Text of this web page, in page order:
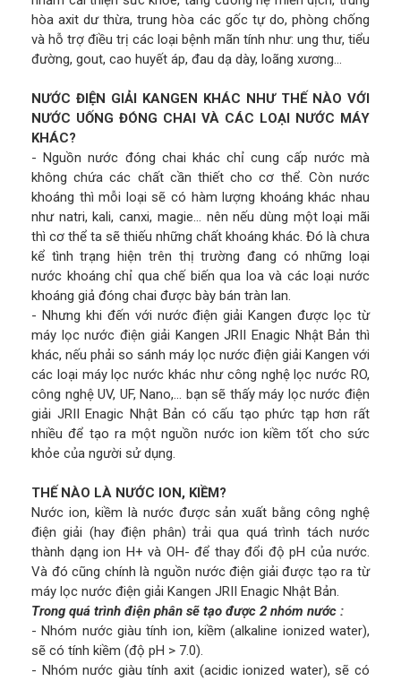
hòa axit dư thừa, trung hòa các gốc tự do, phòng chống
và hỗ trợ điều trị các loại bệnh mãn tính như: ung thư, tiểu
đường, gout, cao huyết áp, đau dạ dày, loãng xương...
NƯỚC ĐIỆN GIẢI KANGEN KHÁC NHƯ THẾ NÀO VỚI
NƯỚC UỐNG ĐÓNG CHAI VÀ CÁC LOẠI NƯỚC MÁY
KHÁC?
- Nguồn nước đóng chai khác chỉ cung cấp nước mà
không chứa các chất cần thiết cho cơ thể. Còn nước
khoáng thì mỗi loại sẽ có hàm lượng khoáng khác nhau
như natri, kali, canxi, magie… nên nếu dùng một loại mãi
thì cơ thể ta sẽ thiếu những chất khoáng khác. Đó là chưa
kể tình trạng hiện trên thị trường đang có những loại
nước khoáng chỉ qua chế biến qua loa và các loại nước
khoáng giả đóng chai được bày bán tràn lan.
- Nhưng khi đến với nước điện giải Kangen được lọc từ
máy lọc nước điện giải Kangen JRII Enagic Nhật Bản thì
khác, nếu phải so sánh máy lọc nước điện giải Kangen với
các loại máy lọc nước khác như công nghệ lọc nước RO,
công nghệ UV, UF, Nano,… bạn sẽ thấy máy lọc nước điện
giải JRII Enagic Nhật Bản có cấu tạo phức tạp hơn rất
nhiều để tạo ra một nguồn nước ion kiềm tốt cho sức
khỏe của người sử dụng.
THẾ NÀO LÀ NƯỚC ION, KIỀM?
Nước ion, kiềm là nước được sản xuất bằng công nghệ
điện giải (hay điện phân) trải qua quá trình tách nước
thành dạng ion H+ và OH- để thay đổi độ pH của nước.
Và đó cũng chính là nguồn nước điện giải được tạo ra từ
máy lọc nước điện giải Kangen JRII Enagic Nhật Bản.
Trong quá trình điện phân sẽ tạo được 2 nhóm nước :
- Nhóm nước giàu tính ion, kiềm (alkaline ionized water),
sẽ có tính kiềm (độ pH > 7.0).
- Nhóm nước giàu tính axit (acidic ionized water), sẽ có